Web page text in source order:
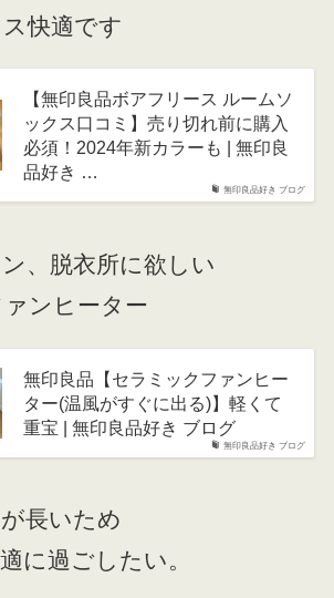
快適です
無印良品好き ブログ
【無印良品ボアフリース ルームソ
ックス口コミ】売り切れ前に購入
必須！2024年新カラーも | 無印良
品好き …
、脱衣所に欲しい
ンヒーター
無印良品好き ブログ
無印良品【セラミックファンヒー
ター(温風がすぐに出る)】軽くて
重宝 | 無印良品好き ブログ
長いため
に過ごしたい。